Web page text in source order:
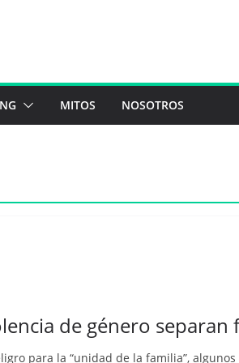
MITOS NOSOTROS
de género separan
para la “unidad de la familia”,